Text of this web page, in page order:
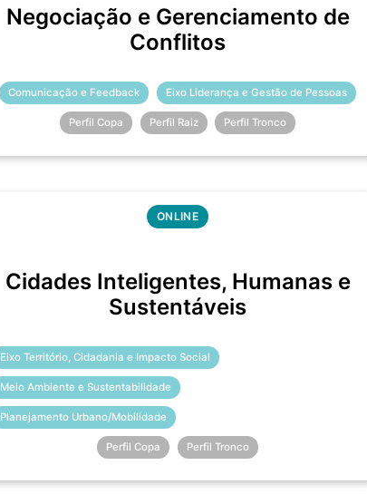
Negociação e Gerenciamento de
Conflitos
Comunicação e Feedback Eixo Liderança e Gestão de Pessoas
Perfil Copa Perfil Raiz Perfil Tronco
ONLINE
Cidades Inteligentes, Humanas e
Sustentáveis
Eixo Território, Cidadania e Impacto Social
Meio Ambiente e Sustentabilidade
Planejamento Urbano/Mobilidade
Perfil Copa Perfil Tronco